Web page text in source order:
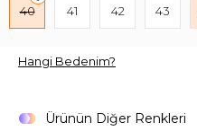
40 41 42 43
Hangi Bedenim?
Ürünün Diğer Renkleri